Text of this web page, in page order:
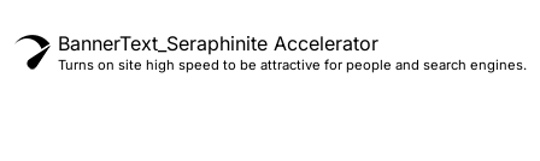
BannerText_Seraphinite Accelerator
Turns on site high speed to be attractive for people and search engines.